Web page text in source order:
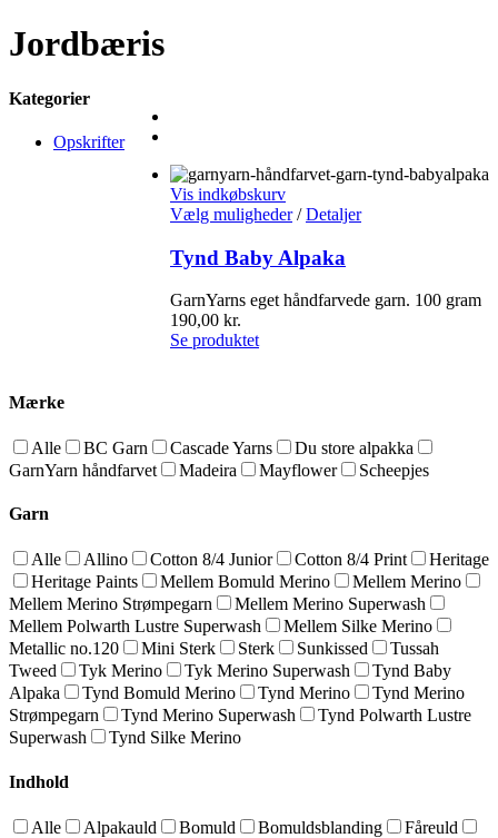
Jordbæris
Vis indkøbskurv
Vælg muligheder/ Detaljer
Tynd Baby Alpaka
GarnYarns eget håndfarvede garn. 100 gram
190,00 kr.
Se produktet
Mærke
Alle BC Garn Cascade Yarns
Du store alpakka
GarnYarn håndfarvet
Madeira Mayflower Scheepjes
Garn
Alle Allino Cotton 8/4 Junior Cotton 8/4 Print
Heritage
Heritage Paints
Mellem Bomuld Merino
Mellem Merino
Mellem Merino Strømpegarn
Mellem Merino Superwash
Mellem Polwarth Lustre Superwash
Mellem Silke Merino
Metallic no.120
Mini Sterk Sterk Sunkissed
Tussah
Tweed
Tyk Merino Tyk Merino Superwash
Tynd Baby
Alpaka
Tynd Bomuld Merino Tynd Merino
Tynd Merino
Strømpegarn
Tynd Merino Superwash
Tynd Polwarth Lustre
Superwash
Tynd Silke Merino
Indhold
Alle Alpakauld Bomuld Bomuldsblanding
Fåreuld
Kategorier
Opskrifter